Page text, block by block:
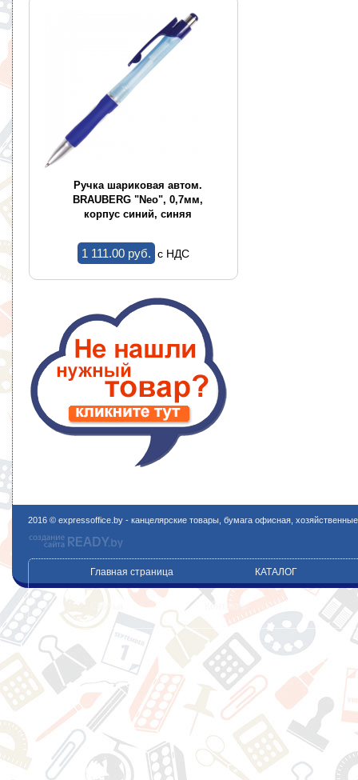
Ручка шариковая автом.
BRAUBERG "Neo", 0,7мм,
корпус синий, синяя
1 111.00 pуб. c НДС
2016 © expressoffice.by - канцелярские товары, бумага офисная,
Главная страница КАТАЛОГ
Контакты